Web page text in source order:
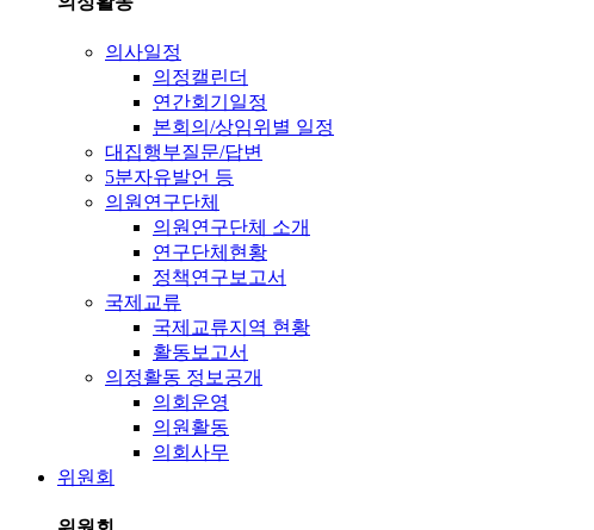
의사일정
의정캘린더
연간회기일정
본회의/상임위별 일정
대집행부질문/답변
5분자유발언 등
의원연구단체
의원연구단체 소개
연구단체현황
정책연구보고서
국제교류
국제교류지역 현황
활동보고서
의정활동 정보공개
의회운영
의원활동
의회사무
위원회